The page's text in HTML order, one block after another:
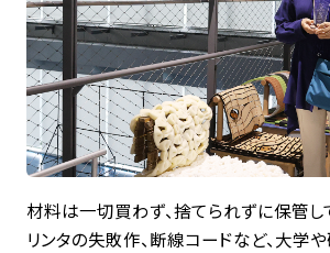
材料は一切買わず、捨てられずに保管
リンタの失敗作、断線コードなど、大学